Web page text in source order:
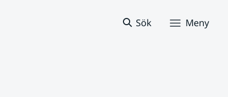
Sök Meny